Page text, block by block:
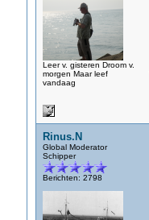
Leer v. gisteren Droom v.
morgen Maar leef
vandaag
Rinus.N
Global Moderator
Schipper
Berichten: 2798